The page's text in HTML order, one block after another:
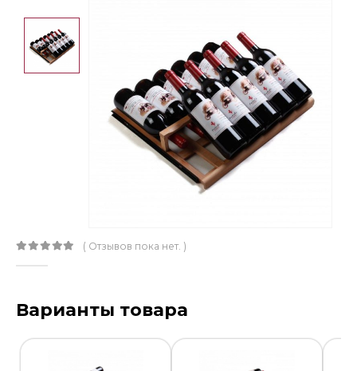
( Отзывов пока нет. )
Варианты товара